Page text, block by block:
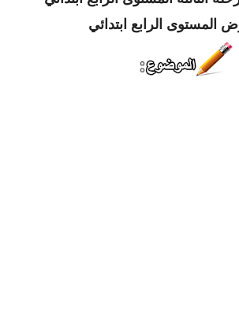
المستوى الرابع ابتدائي